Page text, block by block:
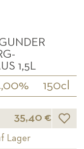
E
S
1,5L
150cl
35,40 €
Lager